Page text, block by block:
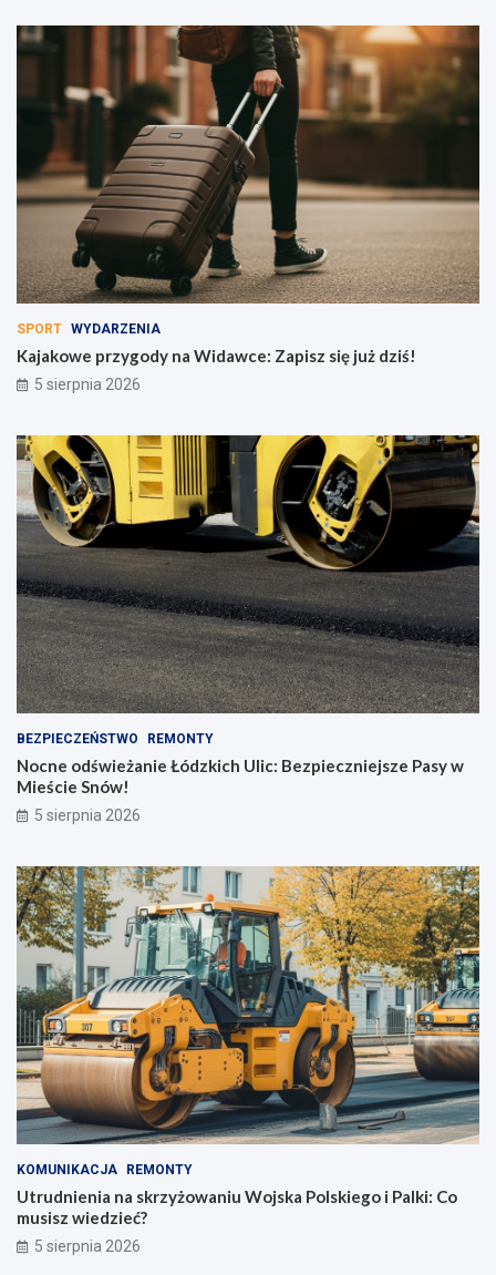
SPORT WYDARZENIA
Kajakowe przygody na Widawce: Zapisz się już dziś!
5 sierpnia 2026
BEZPIECZEŃSTWO REMONTY
Nocne odświeżanie Łódzkich Ulic: Bezpieczniejsze Pasy w
Mieście Snów!
5 sierpnia 2026
KOMUNIKACJA REMONTY
Utrudnienia na skrzyżowaniu Wojska Polskiego i Palki: Co
musisz wiedzieć?
5 sierpnia 2026